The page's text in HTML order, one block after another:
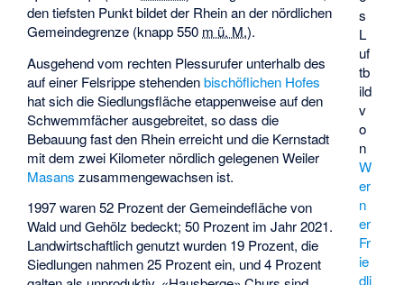
s
L
uf
tb
ild
v
o
n
W
er
n
er
Fr
ie
dli
den tiefsten Punkt bildet der Rhein an der nördlichen
Gemeindegrenze (knapp550 m ü. M.).
Ausgehend vom rechten Plessurufer unterhalb des
auf einer Felsrippe stehendenbischöflichen Hofes
hat sich die Siedlungsfläche etappenweise auf den
Schwemmfächer ausgebreitet, so dass die
Bebauung fast den Rhein erreicht und die Kernstadt
mit dem zwei Kilometer nördlich gelegenen Weiler
Masans zusammengewachsen ist.
1997 waren 52 Prozent der Gemeindefläche von
Wald und Gehölz bedeckt; 50 Prozent im Jahr 2021.
Landwirtschaftlich genutzt wurden 19 Prozent, die
Siedlungen nahmen 25 Prozent ein, und 4 Prozent